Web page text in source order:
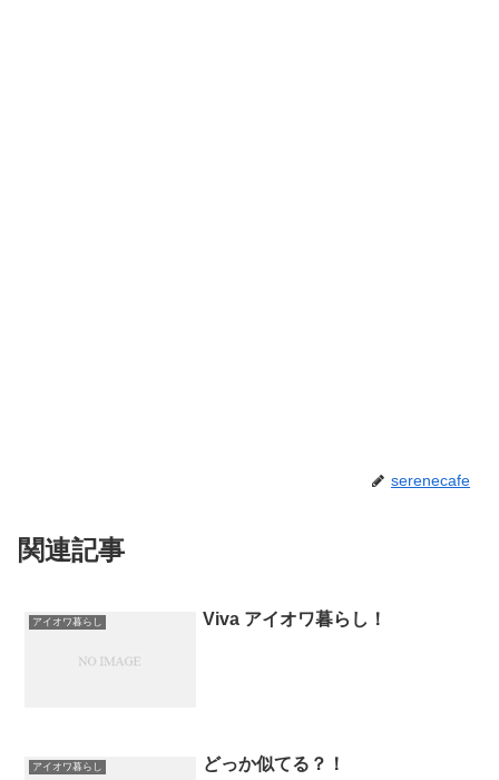
serenecafe
関連記事
アイオワ暮らし Viva アイオワ暮らし！
アイオワ暮らし どっか似てる？！